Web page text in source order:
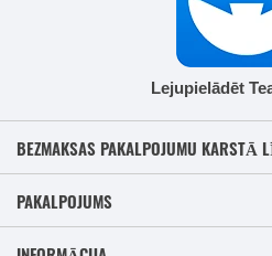
Lejupielādēt
BEZMAKSAS PAKALPOJUMU KARSTĀ
PAKALPOJUMS